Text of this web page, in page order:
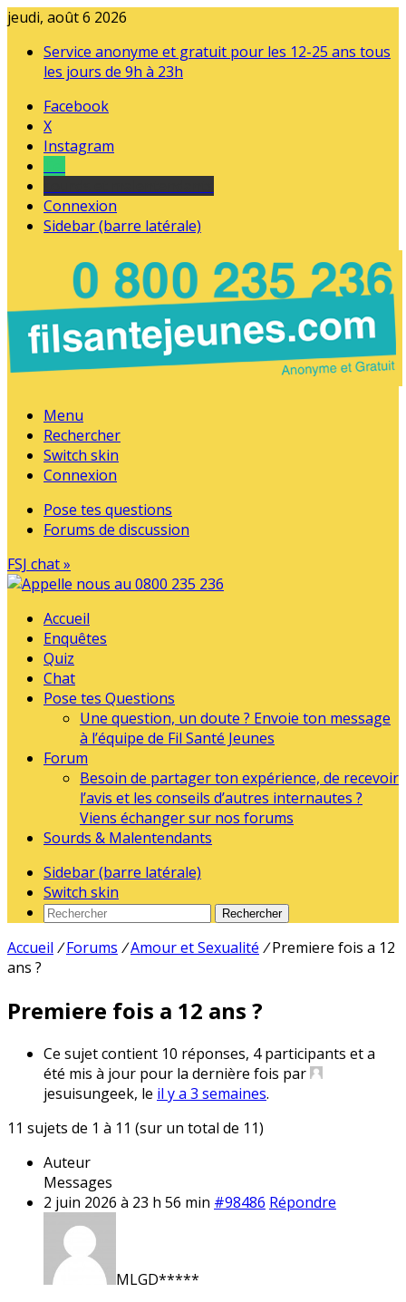
jeudi, août 6 2026
Service anonyme et gratuit pour les 12-25 ans tous
les jours de 9h à 23h
Facebook
X
Instagram
Connexion
Sidebar (barre latérale)
Menu
Rechercher
Switch skin
Connexion
Pose tes questions
Forums de discussion
FSJ chat »
Accueil
Enquêtes
Quiz
Chat
Pose tes Questions
Une question, un doute ? Envoie ton message
à l’équipe de Fil Santé Jeunes
Forum
Besoin de partager ton expérience, de recevoir
l’avis et les conseils d’autres internautes ?
Viens échanger sur nos forums
Sourds & Malentendants
Sidebar (barre latérale)
Switch skin
Rechercher
Accueil / Forums /Amour et Sexualité / Premiere fois a 12
ans ?
Premiere fois a 12 ans ?
Ce sujet contient 10 réponses, 4 participants et a
été mis à jour pour la dernière fois par
jesuisungeek, le il y a 3 semaines.
11 sujets de 1 à 11 (sur un total de 11)
Auteur
Messages
2 juin 2026 à 23 h 56 min #98486 Répondre
MLGD*****